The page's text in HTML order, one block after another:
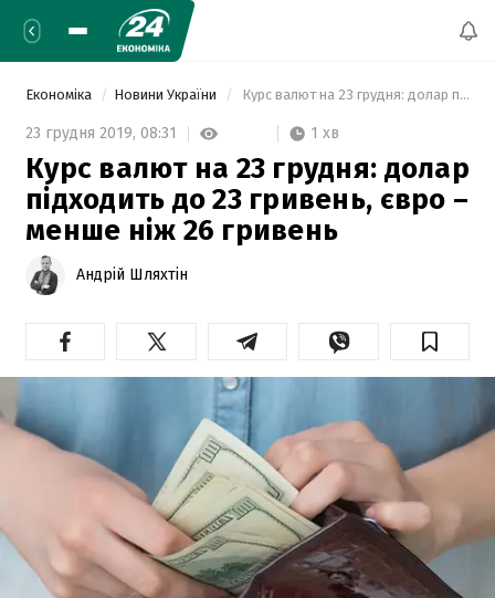
Економіка Новини України Курс валют на 23 грудня: долар підходить до 23 гривень, євро – менше ніж 26 гривень
23 грудня 2019, 08:31 1 хв
Курс валют на 23 грудня: долар
підходить до 23 гривень, євро –
менше ніж 26 гривень
Андрій Шляхтін